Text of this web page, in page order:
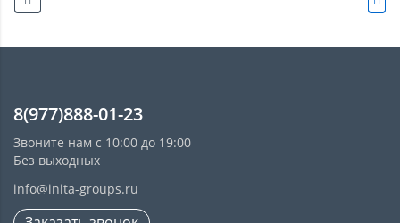
8(977)888-01-23
Звоните нам с 10:00 до 19:00
Без выходных
info@inita-groups.ru